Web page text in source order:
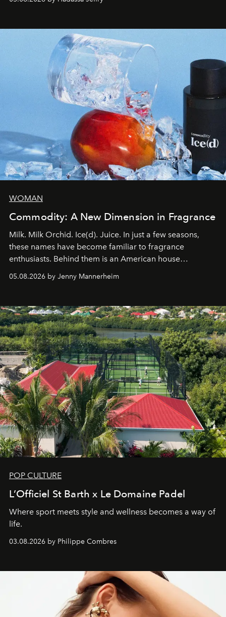
WOMAN
Commodity: A New Dimension in Fragrance
Milk. Milk Orchid. Ice(d). Juice. In just a few seasons,
these names have become familiar to fragrance
enthusiasts. Behind them is an American house
redefining the codes of contemporary perfumery with
an approach that is as intuitive as it is personal:
05.08.2026 by Jenny Mannerheim
POP CULTURE
L’Officiel St Barth x Le Domaine Padel
Where sport meets style and wellness becomes a way of
life.
03.08.2026 by Philippe Combres